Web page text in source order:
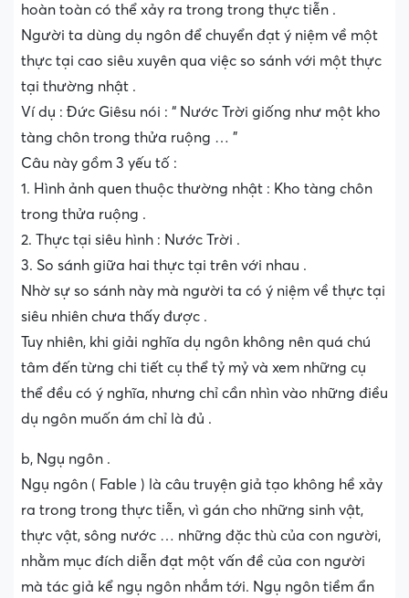
hoàn toàn có thể xảy ra trong trong thực tiễn .
Người ta dùng dụ ngôn để chuyển đạt ý niệm về một
thực tại cao siêu xuyên qua việc so sánh với một thực
tại thường nhật .
Ví dụ : Đức Giêsu nói : “ Nước Trời giống như một kho
tàng chôn trong thửa ruộng … ”
Câu này gồm 3 yếu tố :
1. Hình ảnh quen thuộc thường nhật : Kho tàng chôn
trong thửa ruộng .
2. Thực tại siêu hình : Nước Trời .
3. So sánh giữa hai thực tại trên với nhau .
Nhờ sự so sánh này mà người ta có ý niệm về thực tại
siêu nhiên chưa thấy được .
Tuy nhiên, khi giải nghĩa dụ ngôn không nên quá chú
tâm đến từng chi tiết cụ thể tỷ mỷ và xem những cụ
thể đều có ý nghĩa, nhưng chỉ cần nhìn vào những điều
dụ ngôn muốn ám chỉ là đủ .
b, Ngụ ngôn .
Ngụ ngôn ( Fable ) là câu truyện giả tạo không hề xảy
ra trong trong thực tiễn, vì gán cho những sinh vật,
thực vật, sông nước … những đặc thù của con người,
nhằm mục đích diễn đạt một vấn đề của con người
mà tác giả kể ngụ ngôn nhắm tới. Ngụ ngôn tiềm ẩn